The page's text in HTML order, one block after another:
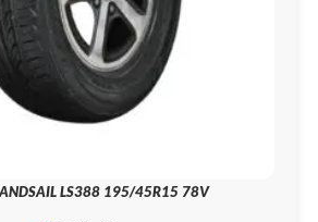
LS388 195/45R15 78V